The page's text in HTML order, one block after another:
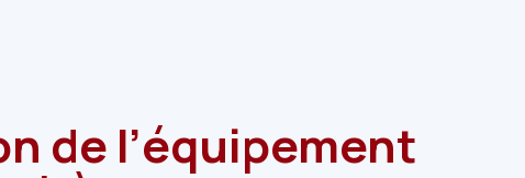
de l’équipement